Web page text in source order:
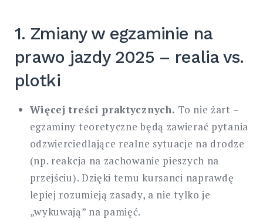
1. Zmiany w egzaminie na
prawo jazdy 2025 – realia vs.
plotki
Więcej treści praktycznych. To nie żart –
egzaminy teoretyczne będą zawierać pytania
odzwierciedlające realne sytuacje na drodze
(np. reakcja na zachowanie pieszych na
przejściu). Dzięki temu kursanci naprawdę
lepiej rozumieją zasady, a nie tylko je
„wykuwają” na pamięć.